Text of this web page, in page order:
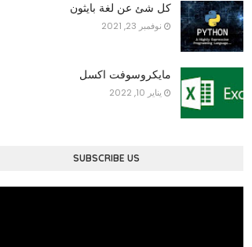
كل شئ عن لغة بايثون
نوفمبر 23, 2021
مايكروسوفت اكسل
يناير 10, 2022
SUBSCRIBE US